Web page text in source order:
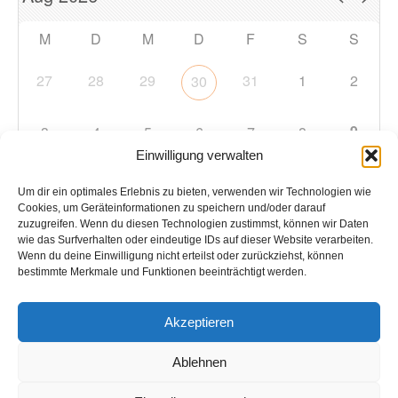
Einwilligung verwalten
Um dir ein optimales Erlebnis zu bieten, verwenden wir Technologien wie
Cookies, um Geräteinformationen zu speichern und/oder darauf
zuzugreifen. Wenn du diesen Technologien zustimmst, können wir Daten
wie das Surfverhalten oder eindeutige IDs auf dieser Website verarbeiten.
Wenn du deine Einwilligung nicht erteilst oder zurückziehst, können
bestimmte Merkmale und Funktionen beeinträchtigt werden.
Akzeptieren
Ablehnen
M D M D F S S
27 28 29 30 31 1 2
3 4 5 6 7 8 9
10 11 12 13 14 15
17 18 19 20 21 22 23
31 1 2 3 4 5 6